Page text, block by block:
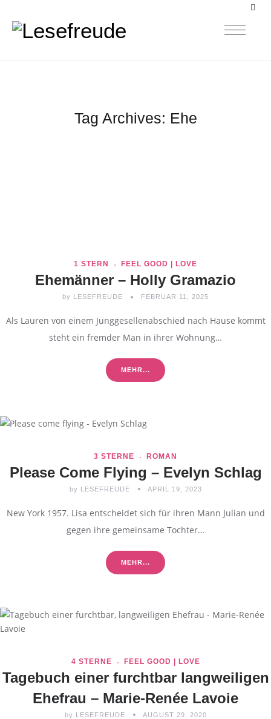
Tag Archives: Ehe
1 STERN FEEL GOOD | LOVE
Ehemänner – Holly Gramazio
by LESEFREUDE FEBRUAR 11, 2025
Als Lauren von einem Junggesellenabschied nach Hause kommt
steht ein fremder Man in ihrer Wohnung…
MEHR...
3 STERNE ROMAN
Please Come Flying – Evelyn Schlag
by LESEFREUDE APRIL 19, 2023
New York 1957. Lisa entscheidet sich für ihren Mann Julian und
gegen ihre gemeinsame Tochter…
MEHR...
4 STERNE FEEL GOOD | LOVE
Tagebuch einer furchtbar langweiligen
Ehefrau – Marie-Renée Lavoie
by LESEFREUDE AUGUST 29, 2020